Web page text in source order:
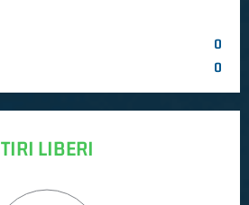
0
0
TIRI LIBERI